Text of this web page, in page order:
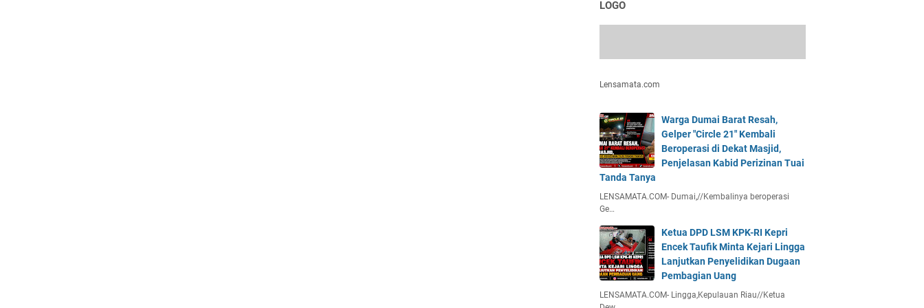
LOGO
Lensamata.com
Warga Dumai Barat Resah,
Beroperasi di Dekat Masjid,
Penjelasan Kabid Perizinan Tuai
Tanda Tanya
LENSAMATA.COM- Dumai,//Kembalinya beroperasi
Ge…